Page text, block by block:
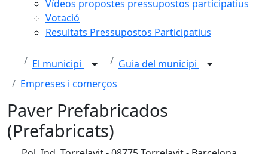
Vídeos propostes pressupostos participatius
Votació
Resultats Pressupostos Participatius
El municipi
Guia del municipi
Empreses i comerços
Paver Prefabricados
(Prefabricats)